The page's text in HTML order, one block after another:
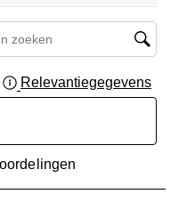
zoeken per regio
Relevantiegegevens